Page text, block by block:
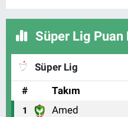
Süper Lig Puan
Süper Lig
#
Takım
1 Amed